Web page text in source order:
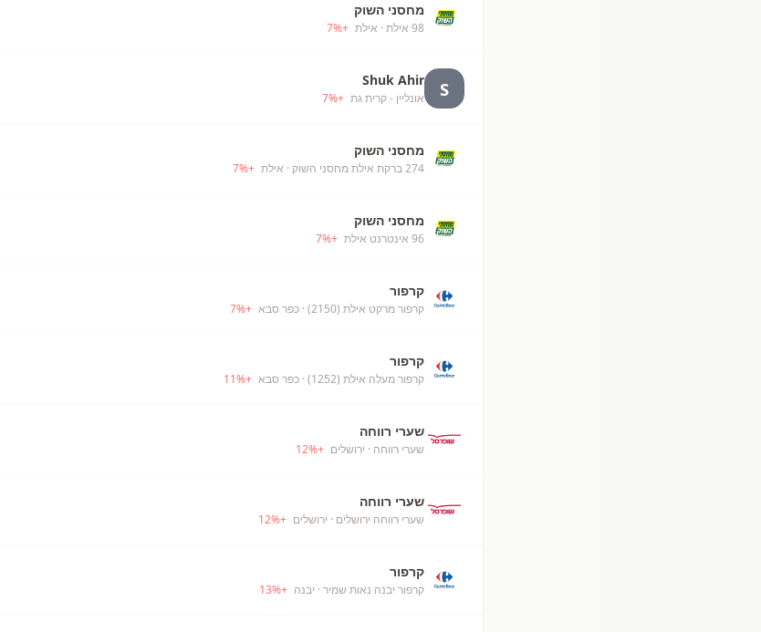
מחסני השוק
98 אילת · אילת +
7%
S
Shuk Ahir
אונליין - קרית גת +
7%
מחסני השוק
274 ברקת אילת מחסני השוק · אילת +
7%
מחסני השוק
96 אינטרנט אילת +
7%
קרפור
קרפור מרקט אילת (2150) · כפר סבא +
7%
קרפור
קרפור מעלה אילת (1252) · כפר סבא +
11%
שערי רווחה
שערי רווחה · ירושלים +
12%
שערי רווחה
שערי רווחה ירושלים · ירושלים +
12%
קרפור
קרפור יבנה נאות שמיר · יבנה +
13%